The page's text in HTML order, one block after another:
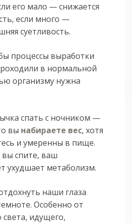
его мало — снижается
если много —
суетливость.
процессы выработки
в нормальной
организму нужна
спать с ночником —
вы набираете вес, хотя
и умеренны в пище.
спите, ваш
ухудшает метаболизм.
наши глаза
Особенно от
света, идущего,